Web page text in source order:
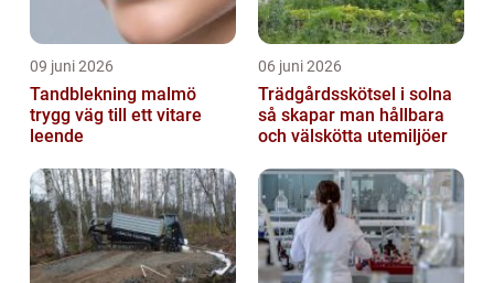
09 juni 2026
Tandblekning malmö
trygg väg till ett vitare
leende
06 juni 2026
Trädgårdsskötsel i solna
så skapar man hållbara
och välskötta utemiljöer